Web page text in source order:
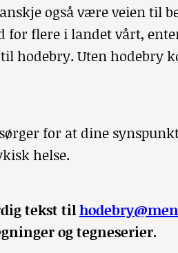
også være veien til
for flere i landet vårt,
hodebry. Uten hodebry
for at dine
helse.
tekst til
og tegneserier.